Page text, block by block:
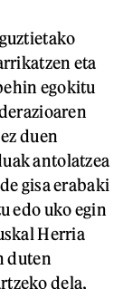
eta
egokitu
duen
antolatzea
gisa erabaki
edo uko egin
Herria
duten
dela,